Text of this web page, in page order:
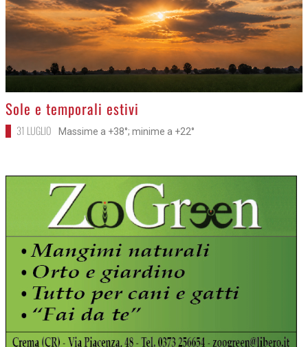
>
Sole e temporali estivi
31 LUGLIO Massime a +38°; minime a +22°